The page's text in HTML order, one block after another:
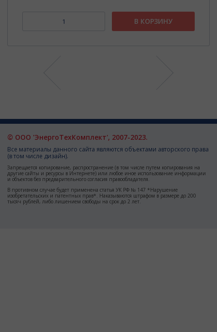
В КОРЗИНУ
© ООО 'ЭнергоТехКомплект', 2007-2023.
Все материалы данного сайта являются объектами авторского права
(в том числе дизайн).
Запрещается копирование, распространение (в том числе путем копирования на
другие сайты и ресурсы в Интернете) или любое иное использование информации
и объектов без предварительного согласия правообладателя.
В противном случае будет применена статья УК РФ № 147 *Нарушение
изобретательских и патентных прав*. Наказываются штрафом в размере до 200
тысяч рублей, либо лишением свободы на срок до 2 лет.